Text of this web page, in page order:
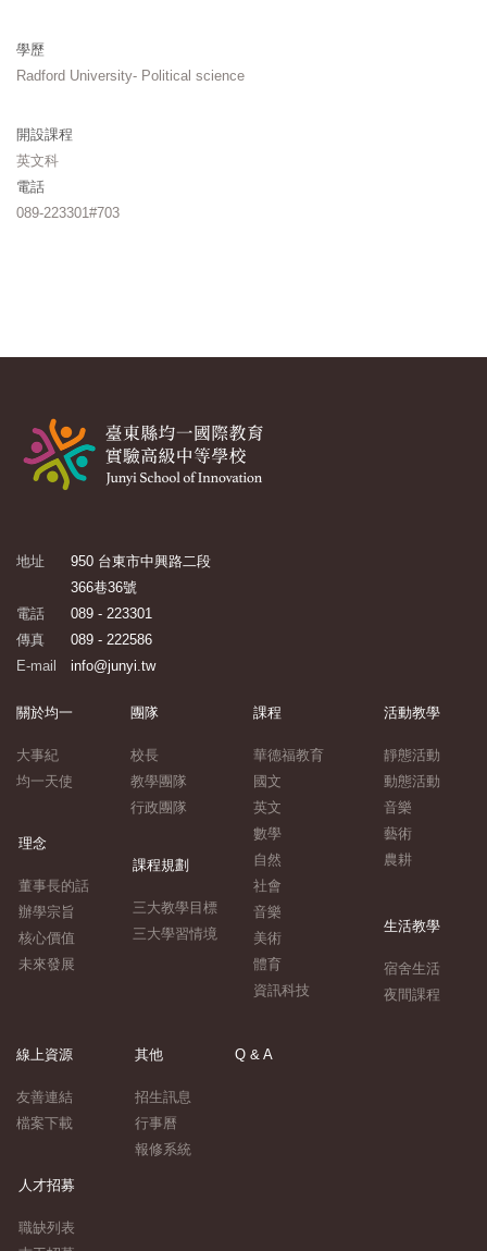
學歷
Radford University- Political science
開設課程
英文科
電話
089-223301#703
地址
950 台東市中興路二段
366巷36號
電話
089 - 223301
傳真
089 - 222586
E-mail
info@junyi.tw
關於均一
大事紀
均一天使
理念
董事長的話
辦學宗旨
核心價值
未來發展
團隊
校長
教學團隊
行政團隊
課程規劃
三大教學目標
三大學習情境
課程
華德福教育
國文
英文
數學
自然
社會
音樂
美術
體育
資訊科技
活動教學
靜態活動
動態活動
音樂
藝術
農耕
生活教學
宿舍生活
夜間課程
線上資源
友善連結
檔案下載
人才招募
職缺列表
其他
招生訊息
行事曆
報修系統
Q & A